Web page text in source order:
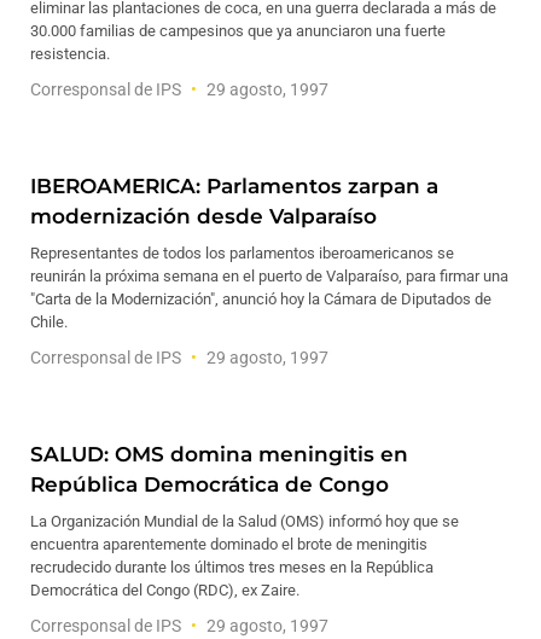
eliminar las plantaciones de coca, en una guerra declarada a más de
30.000 familias de campesinos que ya anunciaron una fuerte
resistencia.
Corresponsal de IPS 29 agosto, 1997
IBEROAMERICA: Parlamentos zarpan a
modernización desde Valparaíso
Representantes de todos los parlamentos iberoamericanos se
reunirán la próxima semana en el puerto de Valparaíso, para firmar una
"Carta de la Modernización", anunció hoy la Cámara de Diputados de
Chile.
Corresponsal de IPS 29 agosto, 1997
SALUD: OMS domina meningitis en
República Democrática de Congo
La Organización Mundial de la Salud (OMS) informó hoy que se
encuentra aparentemente dominado el brote de meningitis
recrudecido durante los últimos tres meses en la República
Democrática del Congo (RDC), ex Zaire.
Corresponsal de IPS 29 agosto, 1997